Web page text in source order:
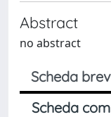
Abstract
no abstract
Scheda
Scheda